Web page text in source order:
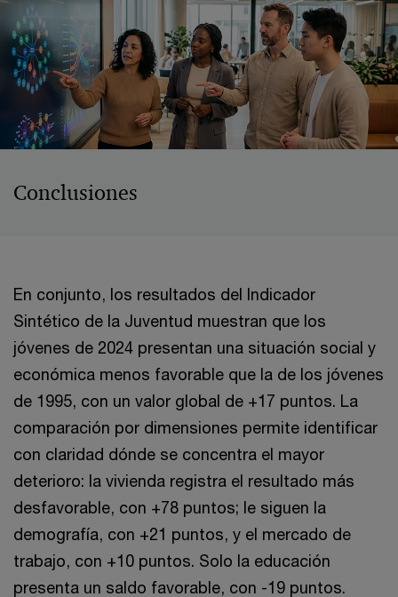
Conclusiones
En conjunto, los resultados del Indicador
Sintético de la Juventud muestran que los
jóvenes de 2024 presentan una situación social y
económica menos favorable que la de los jóvenes
de 1995, con un valor global de +17 puntos. La
comparación por dimensiones permite identificar
con claridad dónde se concentra el mayor
deterioro: la vivienda registra el resultado más
desfavorable, con +78 puntos; le siguen la
demografía, con +21 puntos, y el mercado de
trabajo, con +10 puntos. Solo la educación
presenta un saldo favorable, con -19 puntos.